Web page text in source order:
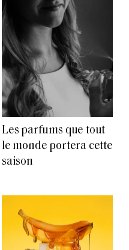
Les parfums que tout
le monde portera cette
saison